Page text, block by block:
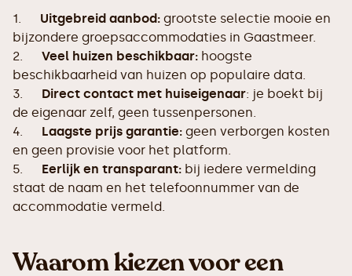
1. Uitgebreid aanbod: grootste selectie mooie en
bijzondere groepsaccommodaties in Gaastmeer.
2. Veel huizen beschikbaar: hoogste
beschikbaarheid van huizen op populaire data.
3. Direct contact met huiseigenaar: je boekt bij
de eigenaar zelf, geen tussenpersonen.
4. Laagste prijs garantie: geen verborgen kosten
en geen provisie voor het platform.
5. Eerlijk en transparant: bij iedere vermelding
staat de naam en het telefoonnummer van de
accommodatie vermeld.
Waarom kiezen voor een